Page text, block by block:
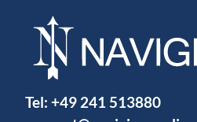
Tel: +49 241 513880